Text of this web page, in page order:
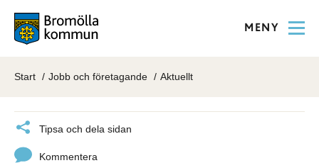
MENY
Start Jobb och företagande Aktuellt
Tipsa och dela sidan
Kommentera